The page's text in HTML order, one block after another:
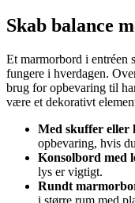
Skab balance
Et marmorbord i entréen
fungere i hverdagen.
brug for opbevaring til
være et dekorativt
Med skuffer eller
opbevaring, hvis
Konsolbord med
lys er vigtigt.
Rundt
i større rum med